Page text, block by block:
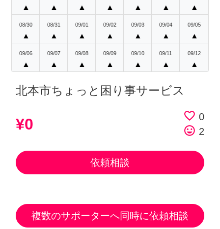
▲ ▲ ▲ ▲ ▲ ▲ ▲
08/30
▲
08/31
▲
09/01
▲
09/02
▲
09/03
▲
09/04
▲
09/05
▲
09/06
▲
09/07
▲
09/08
▲
09/09
▲
09/10
▲
09/11
▲
09/12
▲
北本市ちょっと困り事サービス
¥0 favorite_border 0
tag_faces 2
依頼相談
複数のサポーターへ同時に依頼相談